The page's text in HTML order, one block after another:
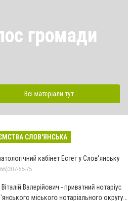
громади
Всі матеріали тут
СЛОВ'ЯНСЬКА
кабінет Естет у Слов'янську
55-75
Віталій Валерійович - приватний нотаріус
міського нотаріального округу